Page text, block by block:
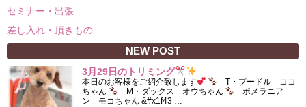
セミナー・出張
差し入れ・頂きもの
NEW POST
3月29日のトリミング
本日のお客様をご紹介致します
T・プードル ココ
ちゃん
M・ダックス オウちゃん
ポメラニア
ン モコちゃん &#x1f43 …